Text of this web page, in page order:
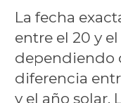
La fecha
entre el 20 y
dependiendo
diferencia
y el año solar.